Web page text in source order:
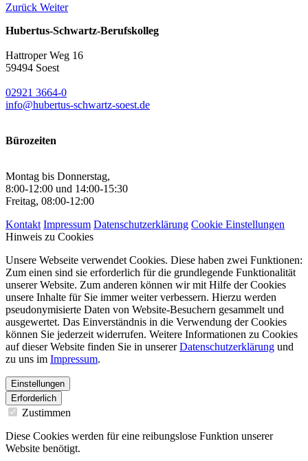
Zurück Weiter
Hubertus-Schwartz-Berufskolleg
Hattroper Weg 16
59494 Soest
02921 3664-0
info@hubertus-schwartz-soest.de
Bürozeiten
Montag bis Donnerstag,
8:00-12:00 und 14:00-15:30
Freitag, 08:00-12:00
Kontakt Impressum Datenschutzerklärung Cookie Einstellungen
Hinweis zu Cookies
Unsere Webseite verwendet Cookies. Diese haben zwei Funktionen:
Zum einen sind sie erforderlich für die grundlegende Funktionalität
unserer Website. Zum anderen können wir mit Hilfe der Cookies
unsere Inhalte für Sie immer weiter verbessern. Hierzu werden
pseudonymisierte Daten von Website-Besuchern gesammelt und
ausgewertet. Das Einverständnis in die Verwendung der Cookies
können Sie jederzeit widerrufen. Weitere Informationen zu Cookies
auf dieser Website finden Sie in unsererDatenschutzerklärung und
zu uns im Impressum.
Einstellungen
Erforderlich
Zustimmen
Diese Cookies werden für eine reibungslose Funktion unserer
Website benötigt.